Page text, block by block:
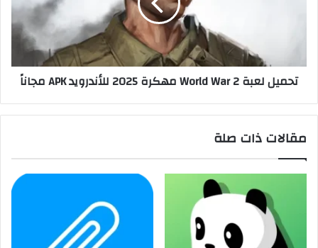
تحميل لعبة World War 2 مهكرة 2025 للأندرويد APK مجاناً
مقالات ذات صلة